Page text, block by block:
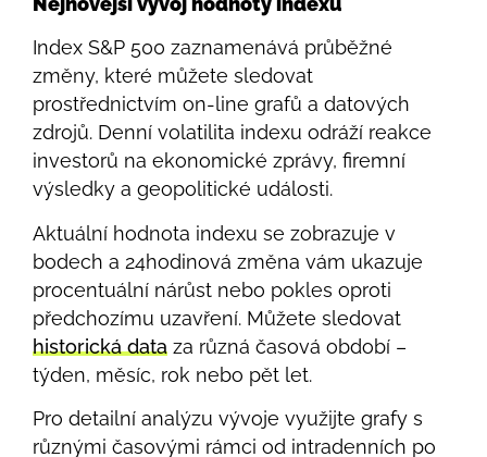
Index S&P 500 zaznamenává průběžné
změny, které můžete sledovat
prostřednictvím on-line grafů a datových
zdrojů. Denní volatilita indexu odráží reakce
investorů na ekonomické zprávy, firemní
výsledky a geopolitické události.
Aktuální hodnota indexu se zobrazuje v
bodech a 24hodinová změna vám ukazuje
procentuální nárůst nebo pokles oproti
předchozímu uzavření. Můžete sledovat
historická data za různá časová období –
týden, měsíc, rok nebo pět let.
Pro detailní analýzu vývoje využijte grafy s
různými časovými rámci od intradenních po